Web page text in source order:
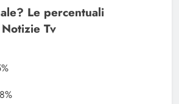
Le percentuali
Tv